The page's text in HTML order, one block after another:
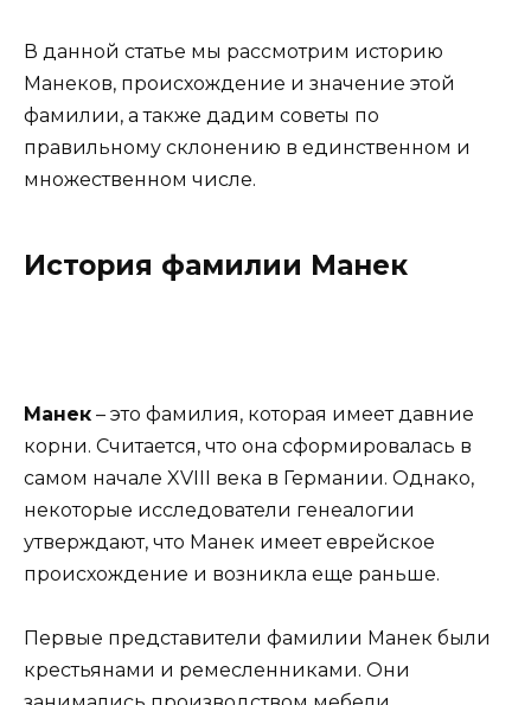
В данной статье мы рассмотрим историю
Манеков, происхождение и значение этой
фамилии, а также дадим советы по
правильному склонению в единственном и
множественном числе.
История фамилии Манек
Манек – это фамилия, которая имеет давние
корни. Считается, что она сформировалась в
самом начале XVIII века в Германии. Однако,
некоторые исследователи генеалогии
утверждают, что Манек имеет еврейское
происхождение и возникла еще раньше.
Первые представители фамилии Манек были
крестьянами и ремесленниками. Они